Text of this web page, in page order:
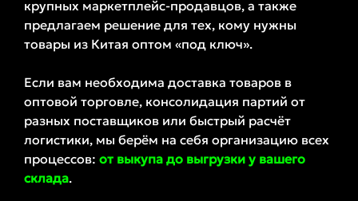
крупных маркетплейс-продавцов, а также
предлагаем решение для тех, кому нужны
товары из Китая оптом «под ключ».
Если вам необходима доставка товаров в
оптовой торговле, консолидация партий от
разных поставщиков или быстрый расчёт
логистики, мы берём на себя организацию всех
процессов: от выкупа до выгрузки у вашего
склада.